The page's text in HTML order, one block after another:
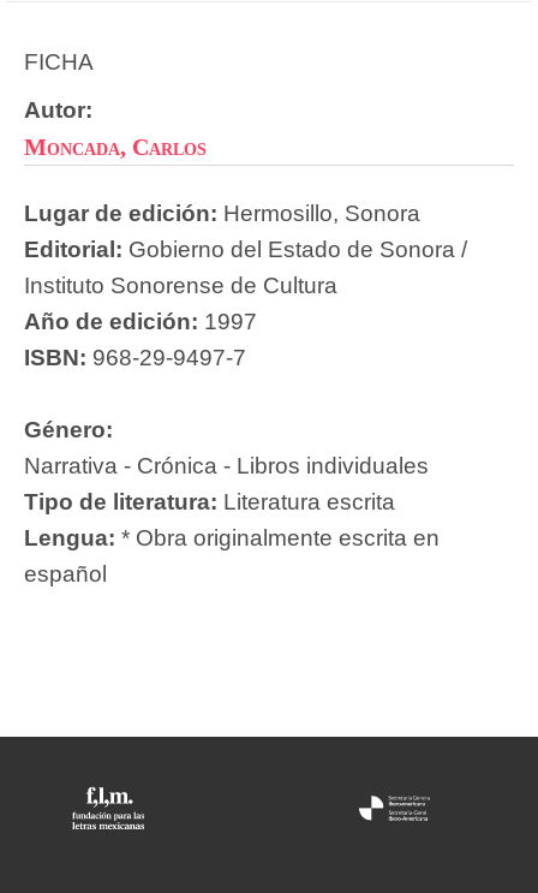
FICHA
Autor:
Moncada, Carlos
Lugar de edición: Hermosillo, Sonora
Editorial: Gobierno del Estado de Sonora /
Instituto Sonorense de Cultura
Año de edición: 1997
ISBN: 968-29-9497-7
Género:
Narrativa - Crónica - Libros individuales
Tipo de literatura: Literatura escrita
Lengua: * Obra originalmente escrita en
español